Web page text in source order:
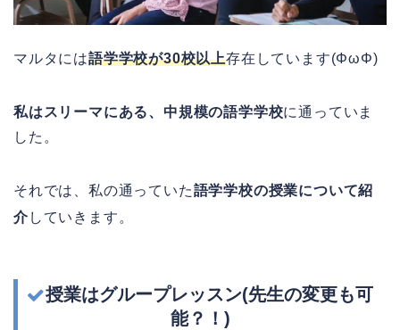
マルタには語学学校が30校以上存在しています(ΦωΦ)
私はスリーマにある、中規模の語学学校に通っていま
した。
それでは、私の通っていた語学学校の授業について紹
介していきます。
授業はグループレッスン(先生の変更も可
能？！)